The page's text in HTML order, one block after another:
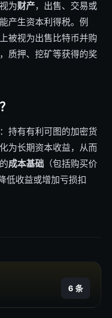
为财产，出售、交易或
产生资本利得税。例
被视为出售比特币并购
质押、挖矿等获得的奖
持有有利可图的加密货
为长期资本收益，从而
成本基础 （包括购买价
低收益或增加亏损扣
6 条